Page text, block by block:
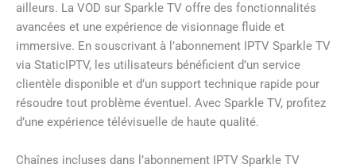
ailleurs. La VOD sur Sparkle TV offre des fonctionnalités
avancées et une expérience de visionnage fluide et
immersive. En souscrivant à l’abonnement IPTV Sparkle TV
via StaticIPTV, les utilisateurs bénéficient d’un service
clientèle disponible et d’un support technique rapide pour
résoudre tout problème éventuel. Avec Sparkle TV, profitez
d’une expérience télévisuelle de haute qualité.
Chaînes incluses dans l’abonnement IPTV Sparkle TV